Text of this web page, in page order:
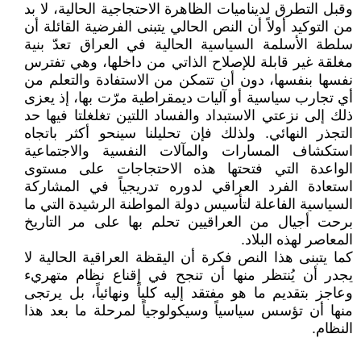
وقبل التطرق لديناميات الظاهرة الاحتجاجية الحالية، لا بد
من التوكيد أولاً أن النص الحالي يتبنى الفرضية القائلة أن
سلطة الأسلمة السياسية الحالية في العراق تعدّ بنية
مغلقة غير قابلة للإصلاح الذاتي من داخلها، وهي تفترس
نفسها بنفسها، دون أن تتمكن من الاستفادة والتعلم من
أي تجارب سياسية أو آليات ديمقراطية مرّت بها، إذ يعزى
ذلك إلى نزعتي الاستبداد والفساد اللتين تغلغلتا فيها حد
التجذر النهائي. ولذلك فإن تحليلنا سينحو أكثر باتجاه
استكشاف المسارات والمآلات النفسية والاجتماعية
الواعدة التي فتحتها هذه الاحتجاجات على مستوى
استعادة الفرد العراقي لدوره تدريجياً في المشاركة
السياسية الفاعلة لتأسيس دولة المواطنة الرشيدة التي ما
برحت أجيال من العراقيين تحلم بها على مر التاريخ
المعاصر لهذه البلاد.
كما يتبنى هذا النص فكرة أن اليقظة العراقية الحالية لا
يجدر أن يُنتظر منها أن تنجح في إقناع نظام متهريء
وعاجز بتقديم ما هو مفتقد إليه كلياً ونهائياً، بل يرتجى
منها أن تؤسس سياسياً وسيكولوجياً لمرحلة ما بعد هذا
النظام.